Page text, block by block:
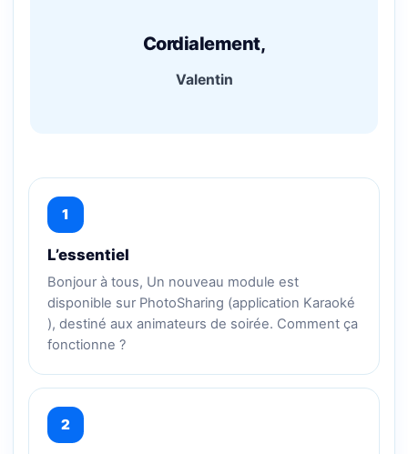
Cordialement,
Valentin
1
L’essentiel
Bonjour à tous, Un nouveau module est
disponible sur PhotoSharing (application Karaoké
), destiné aux animateurs de soirée. Comment ça
fonctionne ?
2